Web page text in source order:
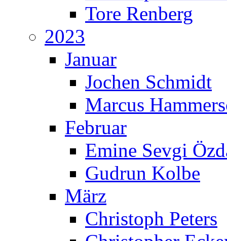
Tore Renberg
2023
Januar
Jochen Schmidt
Marcus
Februar
Emine Sevgi
Gudrun Kolbe
März
Christoph Peters